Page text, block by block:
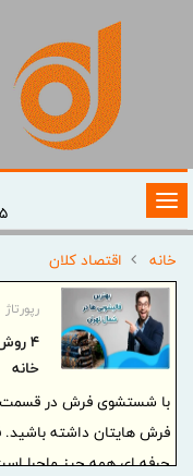
تغییر
وضعیت
ناوبری
۱۶:۲۹:۴۵ ۱۴۰۵/۰۵/۱۷
خانه
اقتصاد کلان
رپورتاژ
4
خانه
با شستشوی فرش در قسمت
فرش هایتان داشته
حرفه ای همه چیز ماجرا